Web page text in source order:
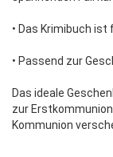
• Das Krimibuch ist
• Passend zur
Das ideale
zur
Kommunion